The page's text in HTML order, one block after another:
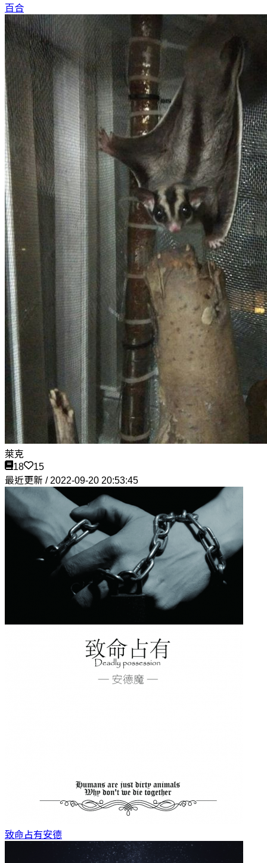
百合
萊克
18
15
最近更新 / 2022-09-20 20:53:45
致命占有安德